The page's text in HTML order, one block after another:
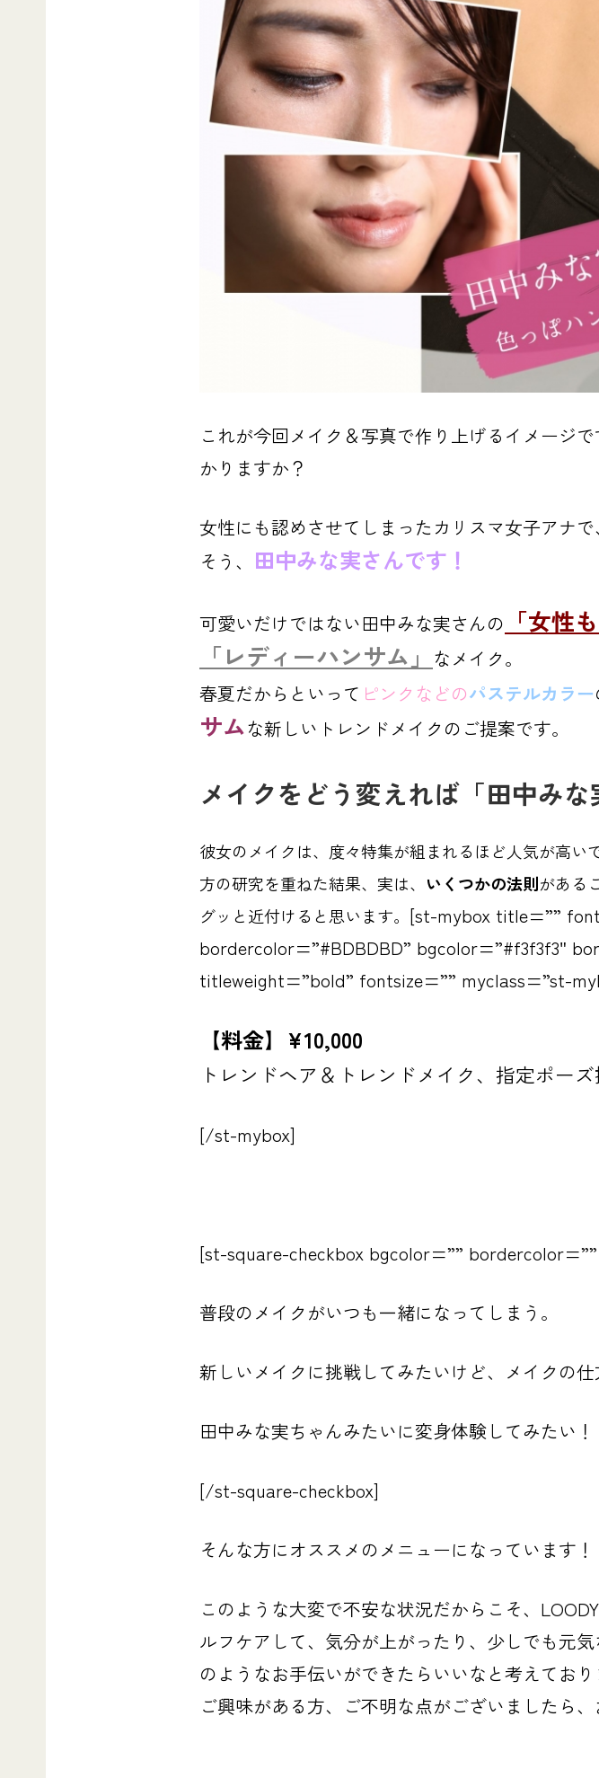
これが今回メイク＆写真で作り上げるイメージ
かりますか？
女性にも認めさせてしまったカリスマ女子アナ
そう、 田中みな実さんです！
可愛いだけではない田中みな実さんの 「女性
「レディーハンサム」
なメイク。
春夏だからといって ピンク などのパステルカラー
サムな新しいトレンドメイクのご提案です。
メイクをどう変えれば「田中みな
彼女のメイクは、度々特集が組まれるほど人気が高い
方の研究を重ねた結果、実は、 いくつかの法則がある
グッと近付けると思います。 [st-mybox title=””
bordercolor=”#BDBDBD” bgcolor=”#f3f3f3″
titleweight=”bold” fontsize=”” myclass=”st-
【料金】¥10,000
トレンドヘア＆トレンドメイク、指定ポー
[/st-mybox]
[st-square-checkbox bgcolor=””
普段のメイクがいつも一緒になってしまう。
新しいメイクに挑戦してみたいけど、メイクの仕
田中みな実ちゃんみたいに変身体験してみたい！
[/st-square-checkbox]
そんな方にオススメのメニューになっています！
このような大変で不安な状況だからこそ、
ルフケアして、気分が上がったり、少しでも元
のようなお手伝いができたらいいなと考えており
ご興味がある方、ご不明な点がございましたら